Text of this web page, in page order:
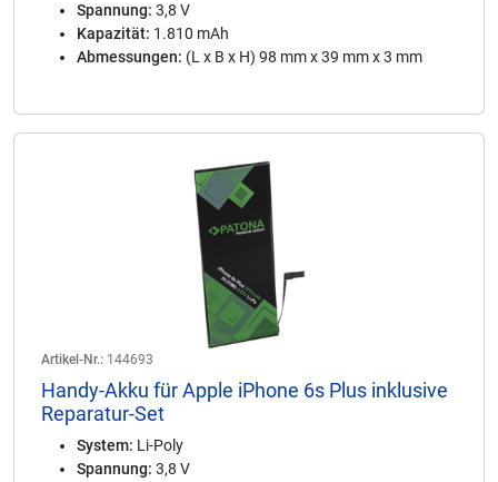
Spannung: 3,8 V
Kapazität: 1.810 mAh
Abmessungen: (L x B x H) 98 mm x 39 mm x 3 mm
Artikel-Nr.: 144693
Handy-Akku für Apple iPhone 6s Plus inklusive
Reparatur-Set
System: Li-Poly
Spannung: 3,8 V